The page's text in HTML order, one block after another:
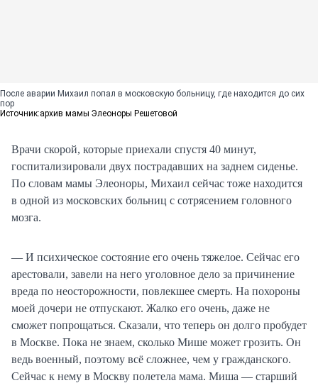
После аварии Михаил попал в московскую больницу, где находится до сих
пор
Источник:архив мамы Элеоноры Решетовой
Врачи скорой, которые приехали спустя 40 минут,
госпитализировали двух пострадавших на заднем сиденье.
По словам мамы Элеоноры, Михаил сейчас тоже находится
в одной из московских больниц с сотрясением головного
мозга.
— И психическое состояние его очень тяжелое. Сейчас его
арестовали, завели на него уголовное дело за причинение
вреда по неосторожности, повлекшее смерть. На похороны
моей дочери не отпускают. Жалко его очень, даже не
сможет попрощаться. Сказали, что теперь он долго пробудет
в Москве. Пока не знаем, сколько Мише может грозить. Он
ведь военный, поэтому всё сложнее, чем у гражданского.
Сейчас к нему в Москву полетела мама. Миша — старший